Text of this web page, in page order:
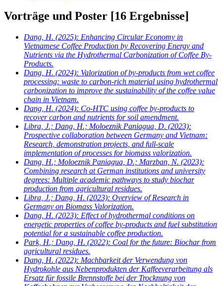
Vorträge und Poster [16 Ergebnisse]
Dang, H. (2025): Enhancing Circular Economy in
Vietnamese Coffee Production by Recovering Energy and
Nutrients via the Hydrothermal Carbonization of Coffee By-
Products.
Dang, H. (2024): Valorization of by-products from wet coffee
processing: waste to carbon-rich material using hydrothermal
carbonization to improve the sustainability of the coffee value
chain in Vietnam.
Dang, H. (2024): Co-HTC using coffee by-products to
recover carbon and nutrients for soil amendment.
Libra, J.; Dang, H.; Moloeznik Paniagua, D. (2023):
Prospective collaboration between Germany and Vietnam:
Research, demonstration projects, and full-scale
implementation of processes for biomass valorization.
Dang, H.; Moloeznik Paniagua, D.; Marzban, N. (2023):
Combining research at German institutions and university
degrees: Multiple academic pathways to study biochar
production from agricultural residues.
Libra, J.; Dang, H. (2023): Overview of Research in
Germany on Biomass Valorization.
Dang, H. (2023): Effect of hydrothermal conditions on
energetic properties of coffee by-products and fuel substitution
potential for a sustainable coffee production.
Park, H.; Dang, H. (2022): Coal for the future: Biochar from
agricultural residues.
Dang, H. (2022): Machbarkeit der Verwendung von
Hydrokohle aus Nebenprodukten der Kaffeeverarbeitung als
Ersatz für fossile Brennstoffe bei der Trocknung von